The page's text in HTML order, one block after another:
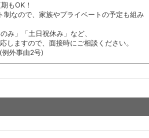
もOK！
なので、家族やプライベートの予定も組み
み」「土日祝休み」など、
しますので、面接時にご相談ください。
外事由2号)